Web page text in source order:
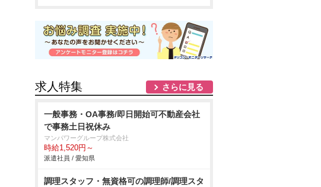
求人特集 さらに見る
一般事務・OA事務/即日開始可不動産会社
で事務土日祝休み
マンパワーグループ株式会社
時給1,520円～
派遣社員 / 愛知県
調理スタッフ・無資格可の調理師/調理スタ